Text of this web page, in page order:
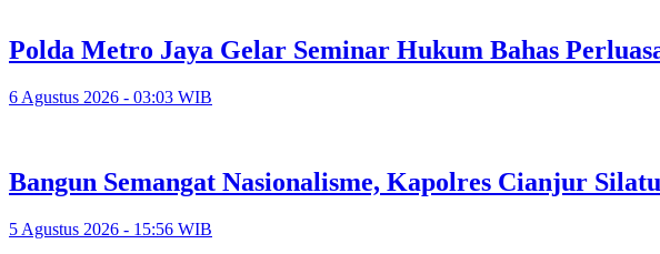
Polda Metro Jaya Gelar Seminar Hukum Bahas
6 Agustus 2026 - 03:03 WIB
Bangun Semangat Nasionalisme, Kapolres Cianjur
5 Agustus 2026 - 15:56 WIB